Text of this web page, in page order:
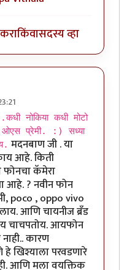
किंवासदस्य व्हा
जे मॅनेजरbyमदनबाण
नोकिया कधी मोटो
प्रेमी. :) सध्या
मदनबाण जी . या
आहे. किती
फोनचा कॅमेरा
आहे. ? नवीन फोन
poco , oppo vivo
आणि चायनीज ब्रँड
चाचपतोय. आयफोन
कारण
खिश्याला परवडणारे
आणि मला वयक्तिक